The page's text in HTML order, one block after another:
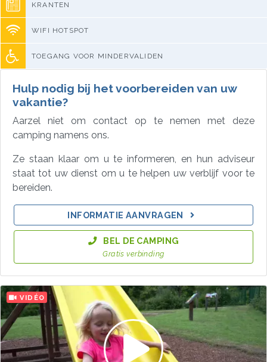
KRANTEN
WIFI HOTSPOT
TOEGANG VOOR MINDERVALIDEN
Hulp nodig bij het voorbereiden van uw
vakantie?
Aarzel niet om contact op te nemen met deze
camping namens ons.
Ze staan klaar om u te informeren, en hun adviseur
staat tot uw dienst om u te helpen uw verblijf voor te
bereiden.
INFORMATIE AANVRAGEN
BEL DE CAMPING
Gratis verbinding
VIDÉO